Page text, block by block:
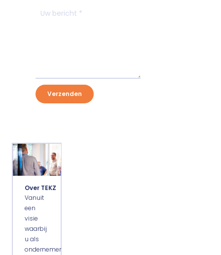
Verzenden
Over TEKZ
Vanuit
een
visie
waarbij
u als
ondernemer